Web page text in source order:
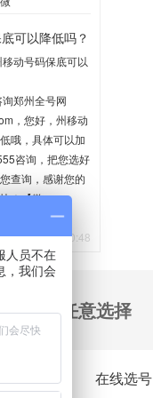
2020-06-02 10:35
可以降低吗？
动号码保底可以
郑州全号网
，您好，州移动
哦，具体可以加
咨询，把您选好
查询，感谢您的
！【微
2020-05-21 10:48
号码 任意选择
在线选号
人员不在
，我们会